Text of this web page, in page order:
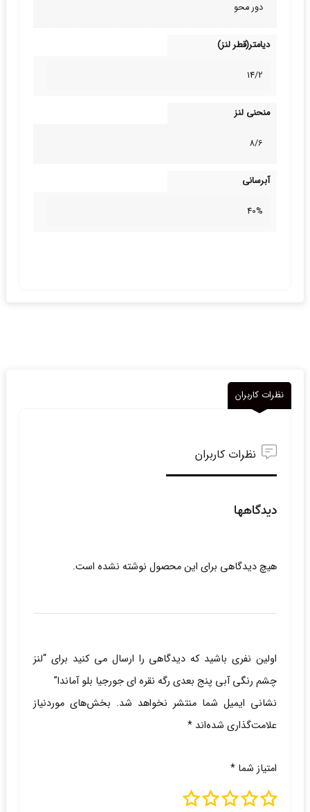
دور محو
دیامتر(قطر لنز)
14/2
منحنی لنز
8/6
آبرسانی
40%
نظرات کاربران
نظرات کاربران
دیدگاهها
هیچ دیدگاهی برای این محصول نوشته نشده است.
اولین نفری باشید که دیدگاهی را ارسال می کنید برای “لنز
چشم رنگی آبی پنج بعدی رگه نقره ای جورجیا بلو آماندا”
نشانی ایمیل شما منتشر نخواهد شد. بخش‌های موردنیاز
علامت‌گذاری شده‌اند *
امتیاز شما *